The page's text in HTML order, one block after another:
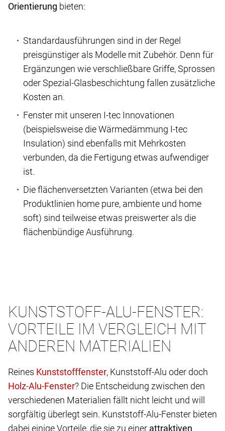
Orientierung bieten:
Standardausführungen sind in der Regel
preisgünstiger als Modelle mit Zubehör. Denn für
Ergänzungen wie verschließbare Griffe, Sprossen
oder Spezial-Glasbeschichtung fallen zusätzliche
Kosten an.
Fenster mit unseren I-tec Innovationen
(beispielsweise die Wärmedämmung I-tec
Insulation) sind ebenfalls mit Mehrkosten
verbunden, da die Fertigung etwas aufwendiger
ist.
Die flächenversetzten Varianten (etwa bei den
Produktlinien home pure, ambiente und home
soft) sind teilweise etwas preiswerter als die
flächenbündige Ausführung.
KUNSTSTOFF-ALU-FENSTER:
VORTEILE IM VERGLEICH MIT
ANDEREN MATERIALIEN
Reines
, Kunststoff-Alu oder doch
? Die Entscheidung zwischen den
verschiedenen Materialien fällt nicht leicht und will
sorgfältig überlegt sein. Kunststoff-Alu-Fenster bieten
dabei einige Vorteile, die sie zu einer attraktiven